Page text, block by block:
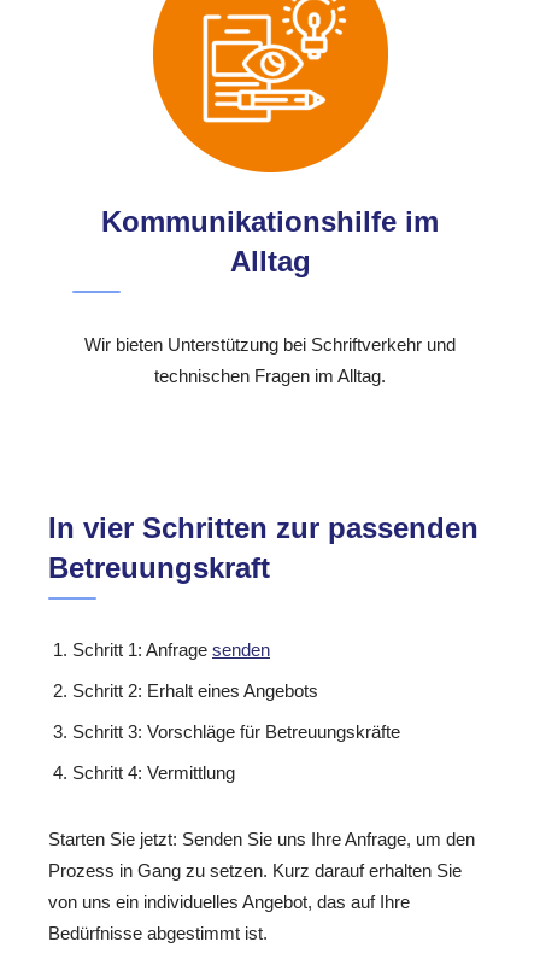
Kommunikationshilfe im
Alltag
Wir bieten Unterstützung bei Schriftverkehr und
technischen Fragen im Alltag.
In vier Schritten zur passenden
Betreuungskraft
Schritt 1: Anfrage senden
Schritt 2: Erhalt eines Angebots
Schritt 3: Vorschläge für Betreuungskräfte
Schritt 4: Vermittlung
Starten Sie jetzt: Senden Sie uns Ihre Anfrage, um den
Prozess in Gang zu setzen. Kurz darauf erhalten Sie
von uns ein individuelles Angebot, das auf Ihre
Bedürfnisse abgestimmt ist.